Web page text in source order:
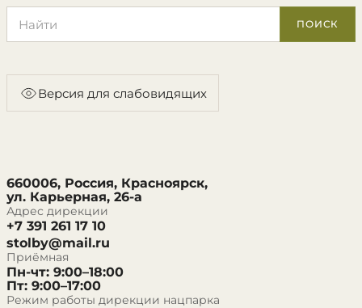
ПОИСК
Версия для слабовидящих
660006, Россия, Красноярск,
ул. Карьерная, 26-а
Адрес дирекции
+7 391 261 17 10
stolby@mail.ru
Приёмная
Пн-чт: 9:00–18:00
Пт: 9:00–17:00
Режим работы дирекции нацпарка